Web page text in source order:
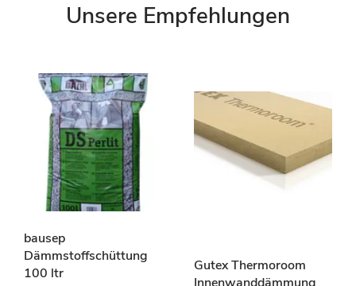
Unsere Empfehlungen
bausep
Dämmstoffschüttung
100 ltr
Gutex Thermoroom